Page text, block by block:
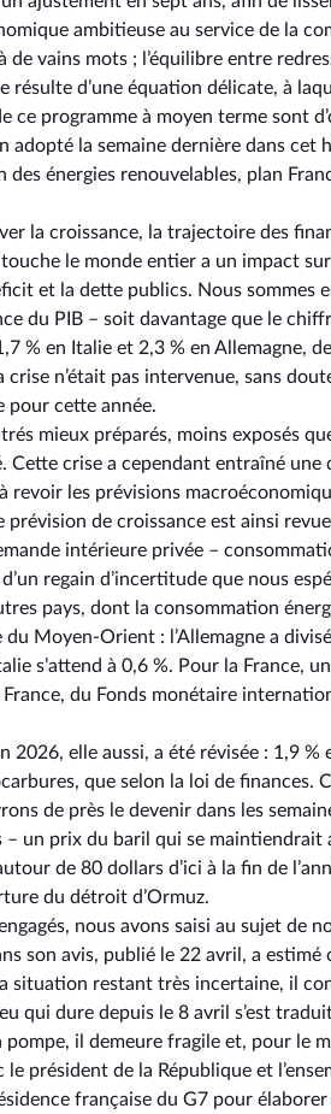
ambitieuse au service de la
de vains mots ; l’équilibre entre
résulte d’une équation délicate, à
ce programme à moyen terme sont
la semaine dernière dans cet
des énergies renouvelables, plan
la croissance, la trajectoire des
le monde entier a un impact
et la dette publics. Nous sommes
du PIB –⁠ soit davantage que le
% en Italie et 2,3 % en Allemagne,
n’était pas intervenue, sans
pour cette année.
mieux préparés, moins exposés
Cette crise a cependant entraîné
revoir les prévisions
de croissance est ainsi
intérieure privée –⁠
regain d’incertitude que nous
pays, dont la consommation
Moyen-Orient : l’Allemagne a
s’attend à 0,6 %. Pour la France,
du Fonds monétaire
2026, elle aussi, a été révisée : 1,9
que selon la loi de
de près le devenir dans les
–⁠ un prix du baril qui se
de 80 dollars d’ici à la fin de
du détroit d’Ormuz.
nous avons saisi au sujet de
son avis, publié le 22 avril, a
situation restant très incertaine, il
qui dure depuis le 8 avril s’est
pompe, il demeure fragile et, pour le
président de la République et
française du G7 pour